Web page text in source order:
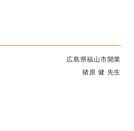
広島県福山市開業
猪原 健 先生